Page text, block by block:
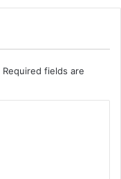
Required fields are